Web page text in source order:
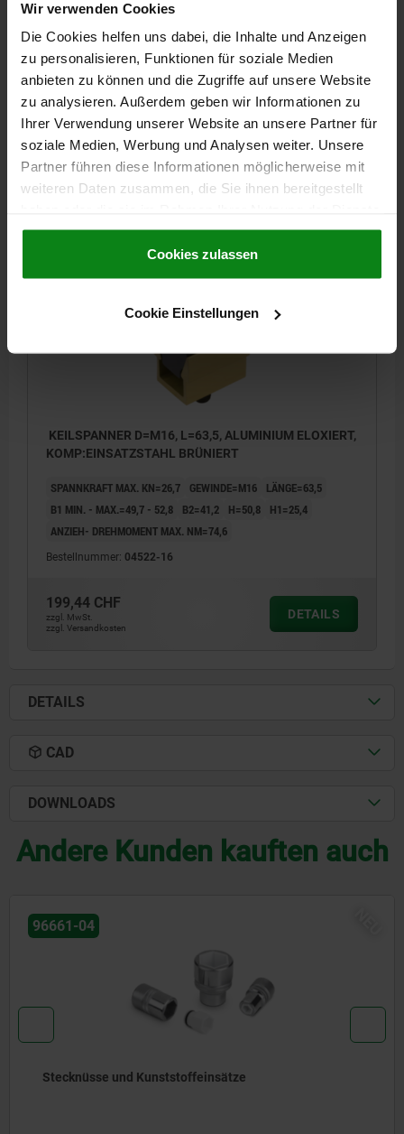
Wir verwenden Cookies
Die Cookies helfen uns dabei, die Inhalte und Anzeigen
zu personalisieren, Funktionen für soziale Medien
anbieten zu können und die Zugriffe auf unsere Website
zu analysieren. Außerdem geben wir Informationen zu
Ihrer Verwendung unserer Website an unsere Partner für
soziale Medien, Werbung und Analysen weiter. Unsere
Partner führen diese Informationen möglicherweise mit
weiteren Daten zusammen, die Sie ihnen bereitgestellt
gesammelt haben.Cookie Richtlinien
Datenschutz|AGB
Cookies zulassen
Cookie Einstellungen
KEILSPANNER D=M12, L=47,6, ALUMINIUM ELOXIERT,
KOMP:EINSATZSTAHL BRÜNIERT
SPANNKRAFT MAX. KN=15,6 GEWINDE=M12 LÄNGE=47,6
B1 MIN. - MAX.=37,3 - 39,7
B2=30,8 H=38,1
H1=19
ANZIEH- DREHMOMENT MAX. NM=38,4
zzgl. Versandkosten
04522
KEILSPANNER D=M16, L=63,5, ALUMINIUM ELOXIERT,
KOMP:EINSATZSTAHL BRÜNIERT
SPANNKRAFT MAX. KN=26,7 GEWINDE=M16
LÄNGE=63,5
B1 MIN. - MAX.=49,7 - 52,8
B2=41,2 H=50,8
H1=25,4
ANZIEH- DREHMOMENT MAX. NM=74,6
Bestellnummer: 04522-16
199,44 CHF
zzgl. MwSt.
zzgl. Versandkosten
DETAILS
DETAILS
CAD
DOWNLOADS
Andere Kunden kauften auch
NEU
Spann-Exzenterschrauben mit Klemmstück